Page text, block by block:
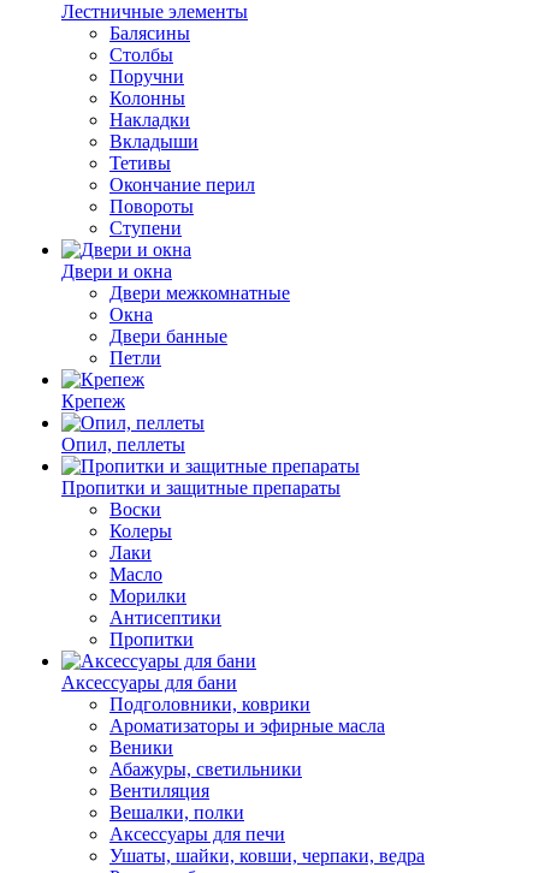
Лестничные элементы
Балясины
Столбы
Поручни
Колонны
Накладки
Вкладыши
Тетивы
Окончание перил
Повороты
Ступени
Двери и окна
Двери межкомнатные
Окна
Двери банные
Петли
Крепеж
Опил, пеллеты
Пропитки и защитные препараты
Воски
Колеры
Лаки
Масло
Морилки
Антисептики
Пропитки
Аксессуары для бани
Подголовники, коврики
Ароматизаторы и эфирные масла
Веники
Абажуры, светильники
Вентиляция
Вешалки, полки
Аксессуары для печи
Ушаты, шайки, ковши, черпаки, ведра